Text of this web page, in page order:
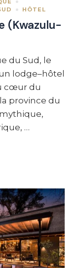
HÔTEL
(Kwazulu-
du Sud, le
lodge–hôtel
cœur du
province du
…